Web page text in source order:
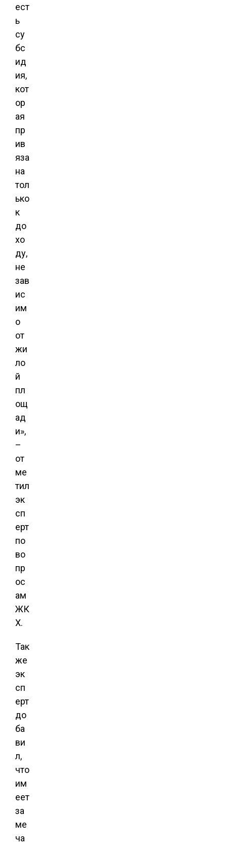
ест
ь
су
бс
ид
ия,
кот
ор
ая
пр
ив
яза
на
тол
ько
к
до
хо
ду,
не
зав
ис
им
о
от
жи
ло
й
пл
ощ
ад
и»,
–
от
ме
тил
эк
сп
ерт
по
во
пр
ос
ам
ЖК
Х.
Так
же
эк
сп
ерт
до
ба
ви
л,
что
им
еет
за
ме
ча